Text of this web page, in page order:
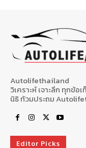
Autolifethailand
วิเคราะห์ เจาะลึก ทุกข้
นิธิ ท้วมประถม
Editor Picks